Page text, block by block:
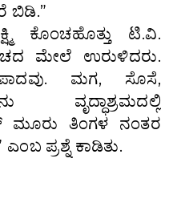
ಬಿಡಿ.”
ಕೊಂಚಹೊತ್ತು ಟಿ.ವಿ.
ಮೇಲೆ ಉರುಳಿದರು.
ಮಗ, ಸೊಸೆ,
ವೃದ್ಧಾಶ್ರಮದಲ್ಲಿ
ಮೂರು ತಿಂಗಳ ನಂತರ
ಎಂಬ ಪ್ರಶ್ನೆ ಕಾಡಿತು.